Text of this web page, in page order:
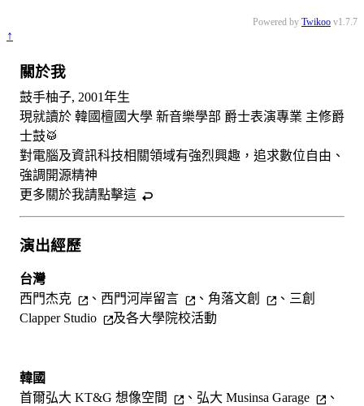
Powered by Twikoo v1.7.7
↑
關於我
鼓手柚子, 2001年生
現就讀於 韓國檀國大學 新音樂學部 爵士表演專業 主修爵
士鼓🥁
對電腦及資訊科技相關領域有強烈興趣，追求數位自由、
強調開源精神
更多關於我請點擊這
演出經歷
台灣
西門杰克
、 西門河岸留言 、 角落文創 、 三創
Clapper Studio
及各大學院校活動
韓國
首爾弘大 KT&G 想像空間
、 弘大 Musinsa Garage
、